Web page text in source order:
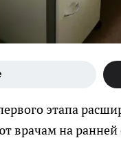
этапа
врачам на